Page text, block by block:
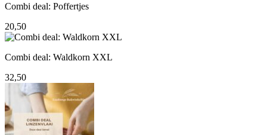
Combi deal: Poffertjes
20,50
Combi deal: Waldkorn XXL
32,50